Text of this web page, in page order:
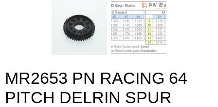
MR2653 PN RACING 64
PITCH DELRIN SPUR